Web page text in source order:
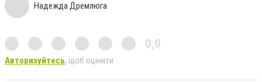
Надежда Дремлюга
0,0
Авторизуйтесь, щоб оцінити